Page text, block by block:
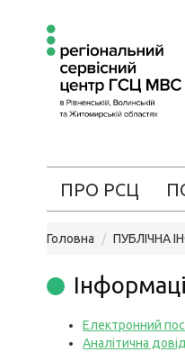
ПРО РСЦ
Головна ПУБЛІЧНА
Електронний
Аналітична